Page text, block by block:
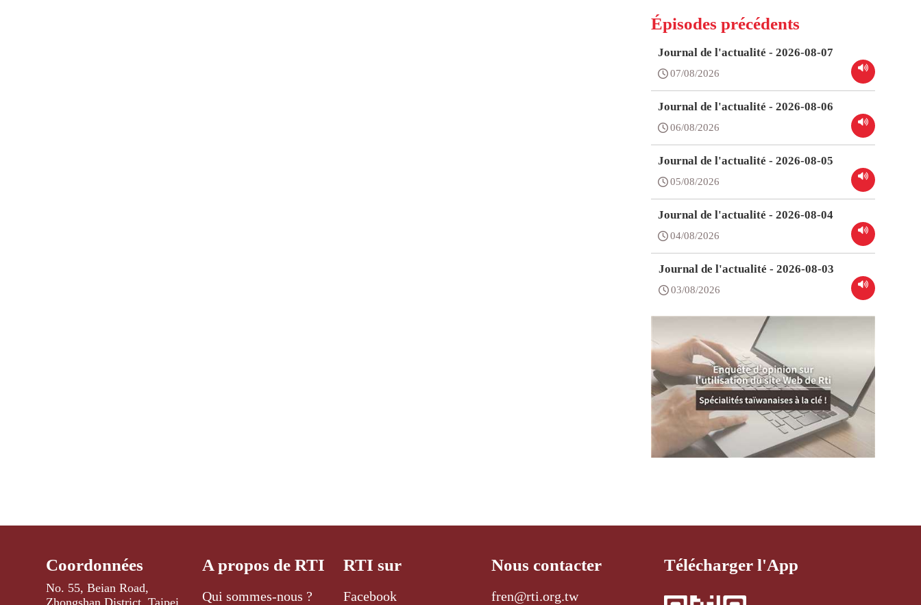
Épisodes précédents
Journal de l'actualité - 2026-08-07
07/08/2026
Journal de l'actualité - 2026-08-06
06/08/2026
Journal de l'actualité - 2026-08-05
05/08/2026
Journal de l'actualité - 2026-08-04
04/08/2026
Journal de l'actualité - 2026-08-03
03/08/2026
Coordonnées
No. 55, Beian Road,
Zhongshan District, Taipei
A propos de RTI
Qui sommes-nous ?
RTI sur
Facebook
Nous contacter
fren@rti.org.tw
Télécharger l'App